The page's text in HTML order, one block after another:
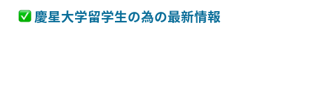
慶星大学留学生の為の最新情報